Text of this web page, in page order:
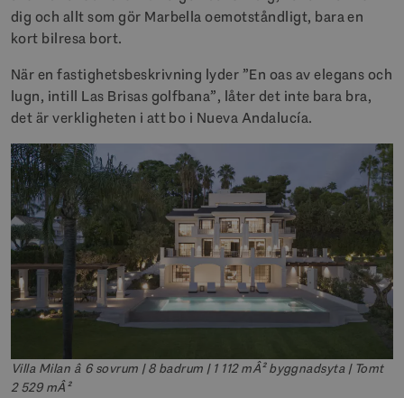
dig och allt som gör Marbella oemotståndligt, bara en
kort bilresa bort.
När en fastighetsbeskrivning lyder ”En oas av elegans och
lugn, intill Las Brisas golfbana”, låter det inte bara bra,
det är verkligheten i att bo i Nueva Andalucía.
Villa Milan â 6 sovrum | 8 badrum | 1 112 mÂ² byggnadsyta | Tomt
2 529 mÂ²